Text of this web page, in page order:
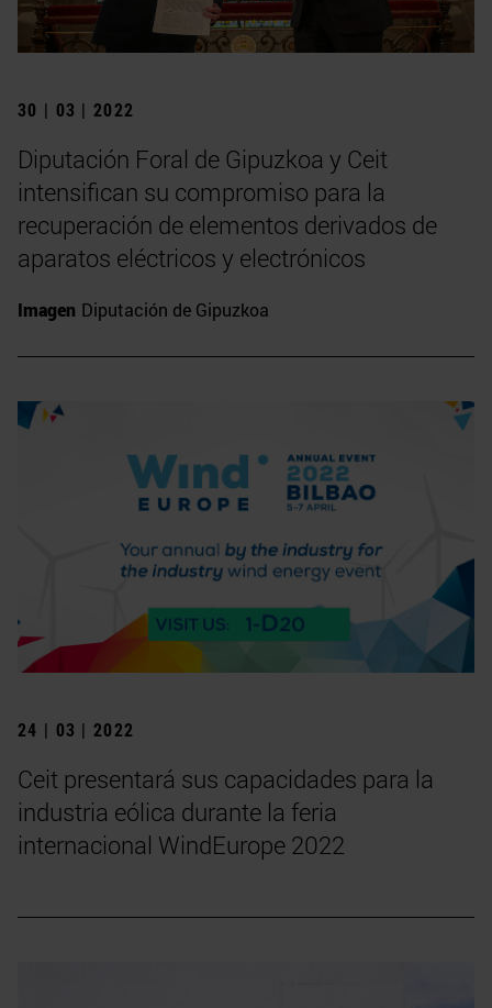
30 | 03 | 2022
Diputación Foral de Gipuzkoa y Ceit
intensifican su compromiso para la
recuperación de elementos derivados de
aparatos eléctricos y electrónicos
Imagen Diputación de Gipuzkoa
24 | 03 | 2022
Ceit presentará sus capacidades para la
industria eólica durante la feria
internacional WindEurope 2022